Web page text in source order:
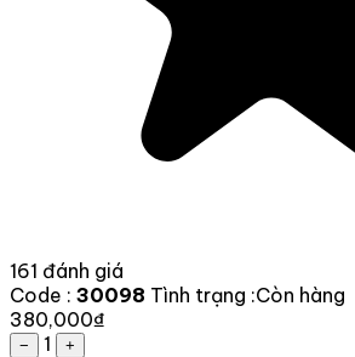
161 đánh giá
Code : 30098 Tình trạng :Còn hàng
380,000₫
− 1
+